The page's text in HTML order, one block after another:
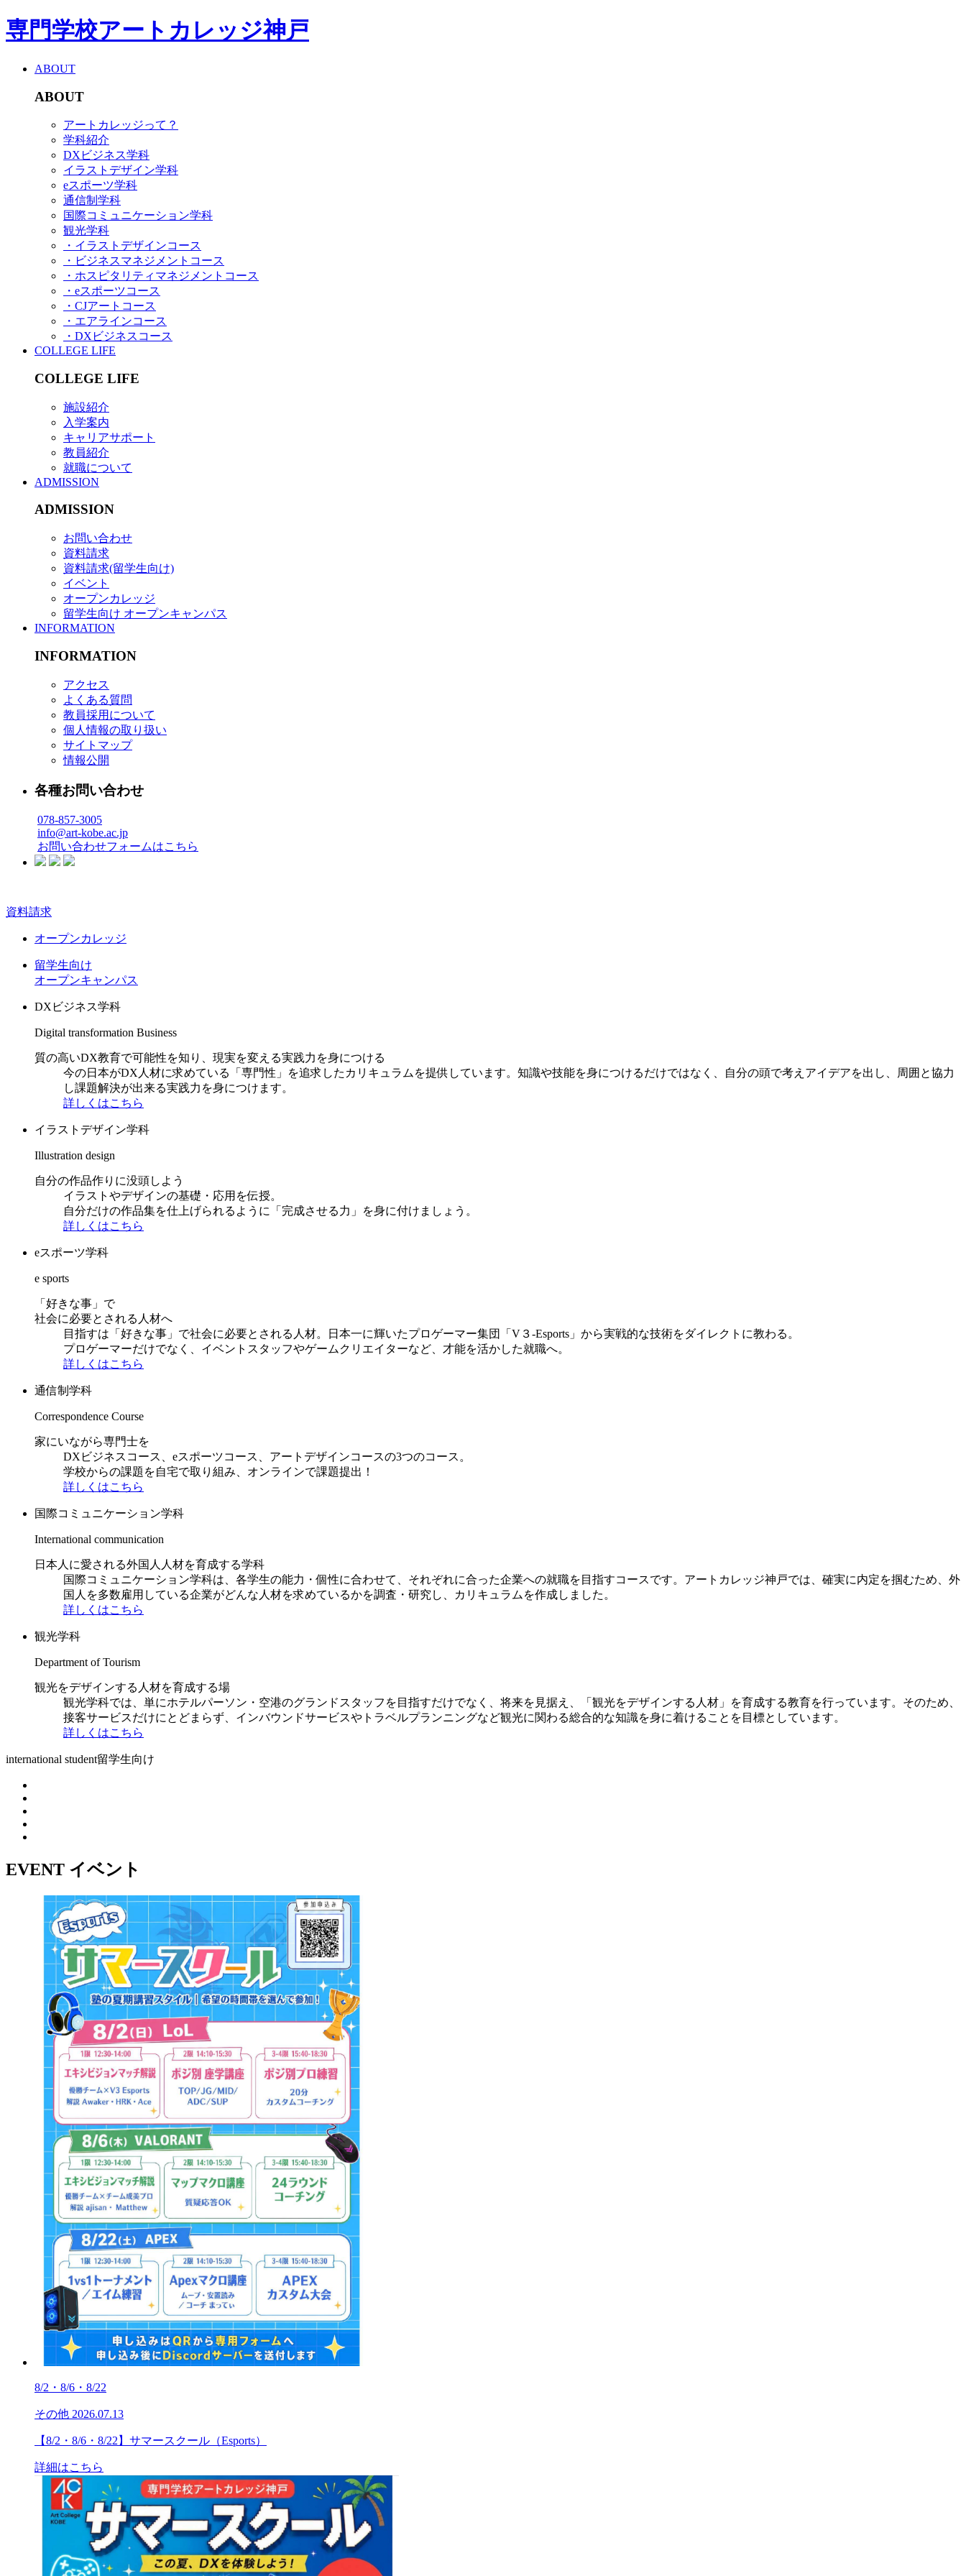
専門学校アートカレッジ神戸
ABOUT
ABOUT
アートカレッジって？
学科紹介
DXビジネス学科
イラストデザイン学科
eスポーツ学科
通信制学科
国際コミュニケーション学科
観光学科
・イラストデザインコース
・ビジネスマネジメントコース
・ホスピタリティマネジメントコース
・eスポーツコース
・CJアートコース
・エアラインコース
・DXビジネスコース
COLLEGE LIFE
COLLEGE LIFE
施設紹介
入学案内
キャリアサポート
教員紹介
就職について
ADMISSION
ADMISSION
お問い合わせ
資料請求
資料請求(留学生向け)
イベント
オープンカレッジ
留学生向け オープンキャンパス
INFORMATION
INFORMATION
アクセス
よくある質問
教員採用について
個人情報の取り扱い
サイトマップ
情報公開
各種お問い合わせ
078-857-3005
info@art-kobe.ac.jp
お問い合わせフォームはこちら
資料請求
オープンカレッジ
留学生向け
オープンキャンパス
DXビジネス学科
Digital transformation Business
質の高いDX教育で可能性を知り、現実を変える実践力を身につける
今の日本がDX人材に求めている「専門性」を追求したカリキュラムを提供しています。知識や技能を身につけるだけではなく、自分の頭で考えアイデアを出し、周囲と協力
し課題解決が出来る実践力を身につけます。
詳しくはこちら
イラストデザイン学科
Illustration design
自分の作品作りに没頭しよう
イラストやデザインの基礎・応用を伝授。
自分だけの作品集を仕上げられるように「完成させる力」を身に付けましょう。
詳しくはこちら
eスポーツ学科
e sports
「好きな事」で
社会に必要とされる人材へ
目指すは「好きな事」で社会に必要とされる人材。日本一に輝いたプロゲーマー集団「V３-Esports」から実戦的な技術をダイレクトに教わる。
プロゲーマーだけでなく、イベントスタッフやゲームクリエイターなど、才能を活かした就職へ。
詳しくはこちら
通信制学科
Correspondence Course
家にいながら専門士を
DXビジネスコース、eスポーツコース、アートデザインコースの3つのコース。
学校からの課題を自宅で取り組み、オンラインで課題提出！
詳しくはこちら
国際コミュニケーション学科
International communication
日本人に愛される外国人人材を育成する学科
国際コミュニケーション学科は、各学生の能力・個性に合わせて、それぞれに合った企業への就職を目指すコースです。アートカレッジ神戸では、確実に内定を掴むため、外
国人を多数雇用している企業がどんな人材を求めているかを調査・研究し、カリキュラムを作成しました。
詳しくはこちら
観光学科
Department of Tourism
観光をデザインする人材を育成する場
観光学科では、単にホテルパーソン・空港のグランドスタッフを目指すだけでなく、将来を見据え、「観光をデザインする人材」を育成する教育を行っています。そのため、
接客サービスだけにとどまらず、インバウンドサービスやトラベルプランニングなど観光に関わる総合的な知識を身に着けることを目標としています。
詳しくはこちら
international student留学生向け
EVENT イベント
8/2・8/6・8/22
その他 2026.07.13
【8/2・8/6・8/22】サマースクール（Esports）
詳細はこちら